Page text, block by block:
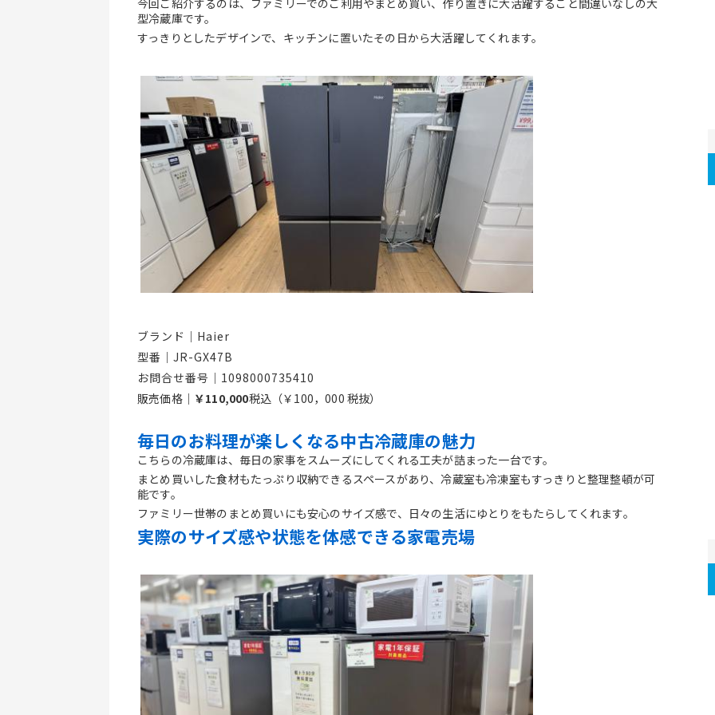
今回ご紹介するのは、ファミリーでのご利用やまとめ買い、作り置きに大活躍すること間違いなしの大
型冷蔵庫です。
すっきりとしたデザインで、キッチンに置いたその日から大活躍してくれます。
ブランド｜Haier
型番｜JR-GX47B
お問合せ番号｜1098000735410
販売価格｜ ￥110,000税込（￥100，000 税抜）
毎日のお料理が楽しくなる中古冷蔵庫の魅力
こちらの冷蔵庫は、毎日の家事をスムーズにしてくれる工夫が詰まった一台です。
まとめ買いした食材もたっぷり収納できるスペースがあり、冷蔵室も冷凍室もすっきりと整理整頓が可
能です。
ファミリー世帯のまとめ買いにも安心のサイズ感で、日々の生活にゆとりをもたらしてくれます。
実際のサイズ感や状態を体感できる家電売場